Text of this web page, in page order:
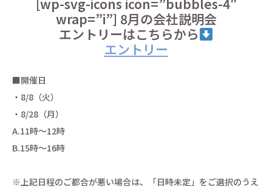
[wp-svg-icons icon=”bubbles-4″
wrap=”i”] 8月の会社説明会
エントリーはこちらから
エントリー
■開催日
・8/8（火）
・8/28（月）
A.11時～12時
B.15時～16時
※上記日程のご都合が悪い場合は、「日時未定」をご選択のうえ